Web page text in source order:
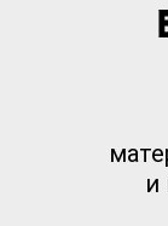
и